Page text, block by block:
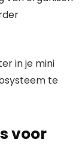
in je mini
te
voor